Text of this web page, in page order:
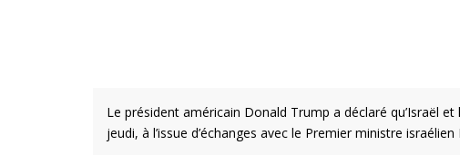
Le président américain Donald Trump a déclaré qu’Israël
jeudi, à l’issue d’échanges avec le Premier ministre